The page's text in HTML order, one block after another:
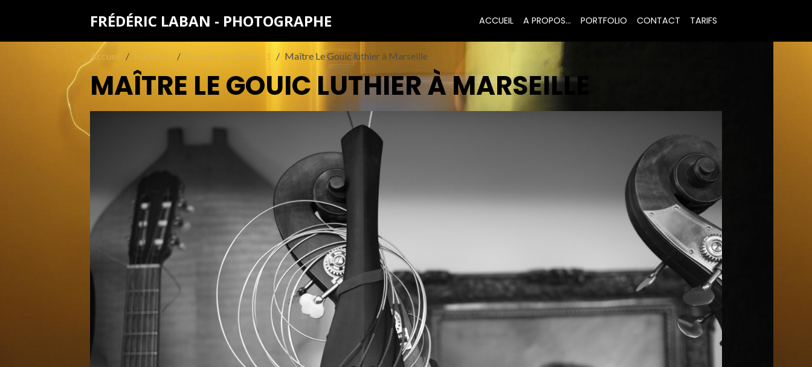
FRÉDÉRIC LABAN - PHOTOGRAPHE ACCUEIL A PROPOS... PORTFOLIO CONTACT TARIFS
Accueil Portfolio Gueules de métiers 1 Maître Le Gouic luthier à Marseille
MAÎTRE LE GOUIC LUTHIER À MARSEILLE